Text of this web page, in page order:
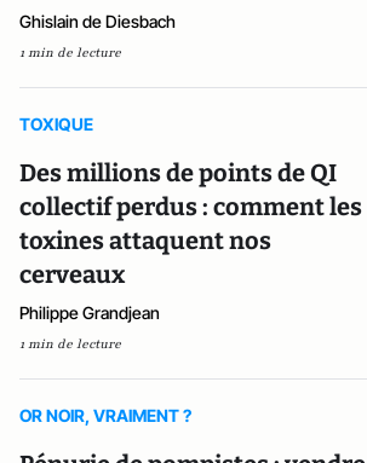
Ghislain de Diesbach
1 min de lecture
TOXIQUE
Des millions de points de QI
collectif perdus : comment les
toxines attaquent nos
cerveaux
Philippe Grandjean
1 min de lecture
OR NOIR, VRAIMENT ?